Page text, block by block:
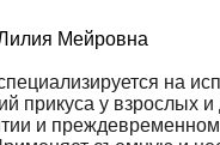
на
прикуса у взрослых и
и